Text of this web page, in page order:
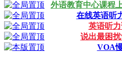
外语教育中心课程
在线英语听
英语听
说出最困
VOA